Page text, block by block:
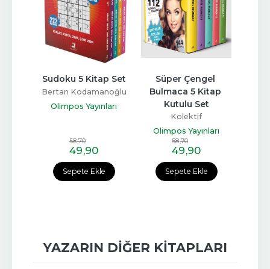
Sepete Ekle
Sudoku 5 Kitap Set
Bertan Kodamanoğlu
Olimpos Yayınları
58,70
49,90
Sepete Ekle
Süper Çengel
Bulmaca 5 Kitap
Kutulu Set
Kolektif
Olimpos Yayınları
58,70
49,90
YAZARIN DIĞER KITAPLARI